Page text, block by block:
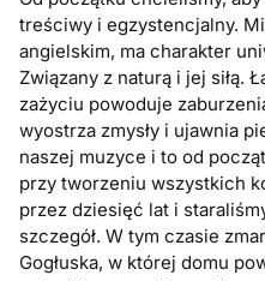
treściwy i egzystencjalny.
angielskim, ma charakter
Związany z naturą i jej siłą.
zażyciu powoduje
wyostrza zmysły i ujawnia
naszej muzyce i to od
przy tworzeniu wszystkich
przez dziesięć lat i
szczegół. W tym czasie
Gogłuska, w której domu